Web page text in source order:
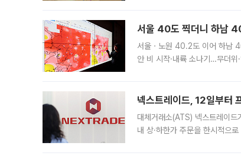
서울 40도 찍더니 하남
서울ㆍ노원 40.2도 이어 하남
안 비 시작·내륙 소나기…무더
넥스트레이드, 12일부터
대체거래소(ATS) 넥스트레이
내 상·하한가 주문을 한시적으